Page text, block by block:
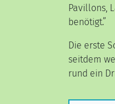
Pavillons,
benötigt.”
Die erste
seitdem
rund ein